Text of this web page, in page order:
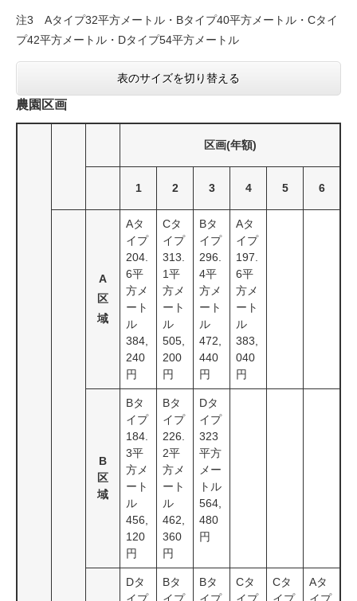
注3 Aタイプ32平方メートル・Bタイプ40平方メートル・Cタイ
プ42平方メートル・Dタイプ54平方メートル
表のサイズを切り替える
農園区画
区画(年額)
1 2 3 4 5 6
A
区
域
Aタ
イプ
204.
6平
方メ
ート
ル
384,
240
円
Cタ
イプ
313.
1平
方メ
ート
ル
505,
200
円
Bタ
イプ
296.
4平
方メ
ート
ル
472,
440
円
Aタ
イプ
197.
6平
方メ
ート
ル
383,
040
円
B
区
域
Bタ
イプ
184.
3平
方メ
ート
ル
456,
120
円
Bタ
イプ
226.
2平
方メ
ート
ル
462,
360
円
Dタ
イプ
323
平方
メー
トル
564,
480
円
Dタ
イプ
Bタ
イプ
Bタ
イプ
Cタ
イプ
Cタ
イプ
Aタ
イプ